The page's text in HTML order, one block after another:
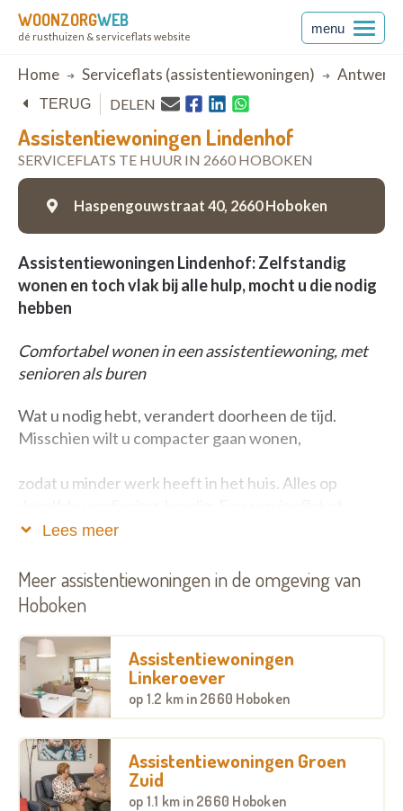
WOONZORGWEB
dé rusthuizen & serviceflats website
menu
Breadcrumb
Home Serviceflats (assistentiewoningen)
Assistentiewoningen Lindenhof
SERVICEFLATS TE HUUR IN 2660 HOBOKEN
TERUG DELEN
Haspengouwstraat 40, 2660 Hoboken
Assistentiewoningen Lindenhof: Zelfstandig
wonen en toch vlak bij alle hulp, mocht u die nodig
hebben
Comfortabel wonen in een assistentiewoning, met
senioren als buren
Wat u nodig hebt, verandert doorheen de tijd.
Misschien wilt u compacter gaan wonen,
zodat u minder werk heeft in het huis. Alles op
assistentiewoning houdt daar rekening mee. U leeft
en kiest zelf in welke mate onze medewerkers u
helpen. Want we zijn vlakbij.
Een assistentiewoning van Zorgbedrijf Antwerpen
plek waar u ‘s middags lekker en betaalbaar kunt
gaan eten, waar u kunt deelnemen aan activiteiten,
de computers kunt gebruiken ...
Lees meer
Meer assistentiewoningen in de omgeving van
Hoboken
Assistentiewoningen
Linkeroever
op 1.2 km in 2660 Hoboken
Assistentiewoningen Groen
Zuid
op 1.1 km in 2660 Hoboken